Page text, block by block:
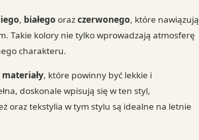
, białego orazczerwonego, które nawiązują
Takie kolory nie tylko wprowadzają atmosferę
charakteru.
materiały, które powinny być lekkie i
doskonale wpisują się w ten styl,
oraz tekstylia w tym stylu są idealne na letnie